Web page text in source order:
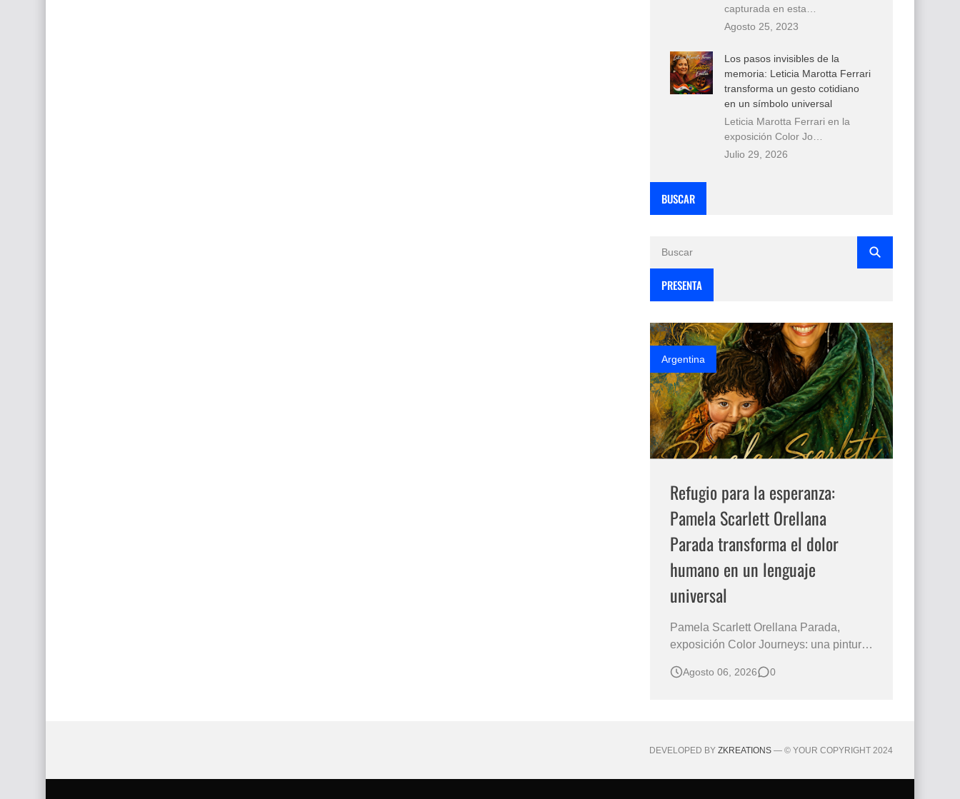
capturada en esta…
Agosto 25, 2023
Los pasos invisibles de la
memoria: Leticia Marotta Ferrari
transforma un gesto cotidiano
en un símbolo universal
Leticia Marotta Ferrari en la
exposición Color Jo…
Julio 29, 2026
BUSCAR
PRESENTA
Argentina
Refugio para la esperanza:
Pamela Scarlett Orellana
Parada transforma el dolor
humano en un lenguaje
universal
Pamela Scarlett Orellana Parada,
exposición Color Journeys: una pintura
primera mirada basta para comprender
artista Pamela Scarlett Orella…
Agosto 06, 2026 0
DEVELOPED BY ZKREATIONS — © YOUR COPYRIGHT 2024